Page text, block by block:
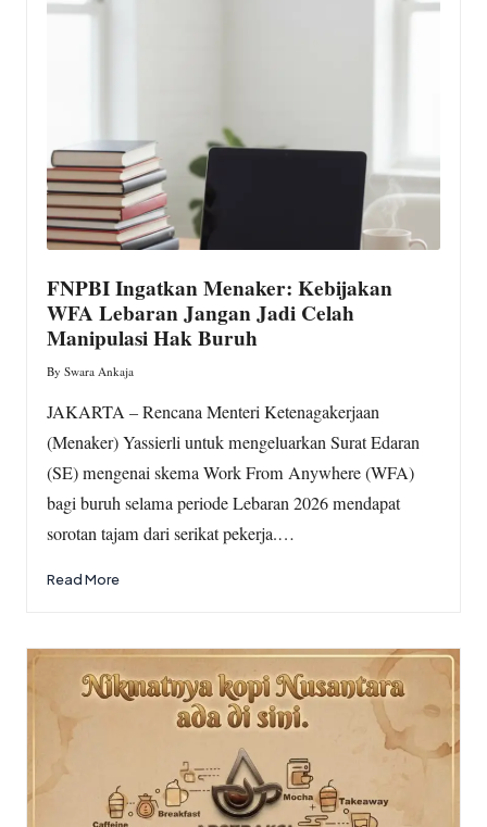
w
m
FNPBI Ingatkan Menaker: Kebijakan
WFA Lebaran Jangan Jadi Celah
Manipulasi Hak Buruh
Posted
by
By Swara Ankaja
JAKARTA – Rencana Menteri Ketenagakerjaan
(Menaker) Yassierli untuk mengeluarkan Surat Edaran
(SE) mengenai skema Work From Anywhere (WFA)
bagi buruh selama periode Lebaran 2026 mendapat
sorotan tajam dari serikat pekerja.…
Read More